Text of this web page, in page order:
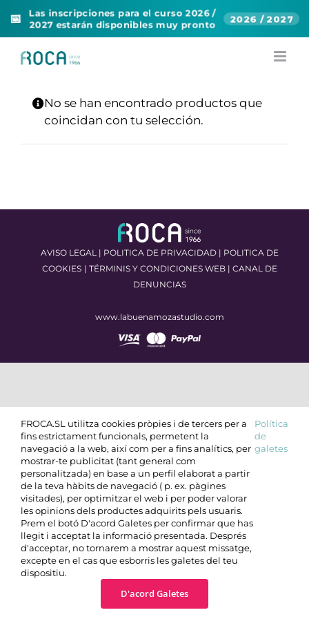
📅
Las inscripciones para el curso 2026 /
2027 estarán disponibles muy pronto
2026 / 2027
No se han encontrado productos que
coincidan con tu selección.
AVISO LEGAL | POLITICA DE PRIVACIDAD| POLITICA DE
COOKIES | TÉRMINIS Y CONDICIONES WEB| CANAL DE
DENUNCIAS
www.labuenamozastudio.com
FROCA.SL utilitza cookies pròpies i de tercers per a
fins estrictament funcionals, permetent la
navegació a la web, així com per a fins analítics, per
mostrar-te publicitat (tant general com
personalitzada) en base a un perfil elaborat a partir
de la teva hàbits de navegació ( p. ex. pàgines
visitades), per optimitzar el web i per poder valorar
les opinions dels productes adquirits pels usuaris.
Prem el botó D'acord Galetes per confirmar que has
llegit i acceptat la informació presentada. Després
d'acceptar, no tornarem a mostrar aquest missatge,
excepte en el cas que esborris les galetes del teu
dispositiu.
Política
de
galetes
D'acord Galetes